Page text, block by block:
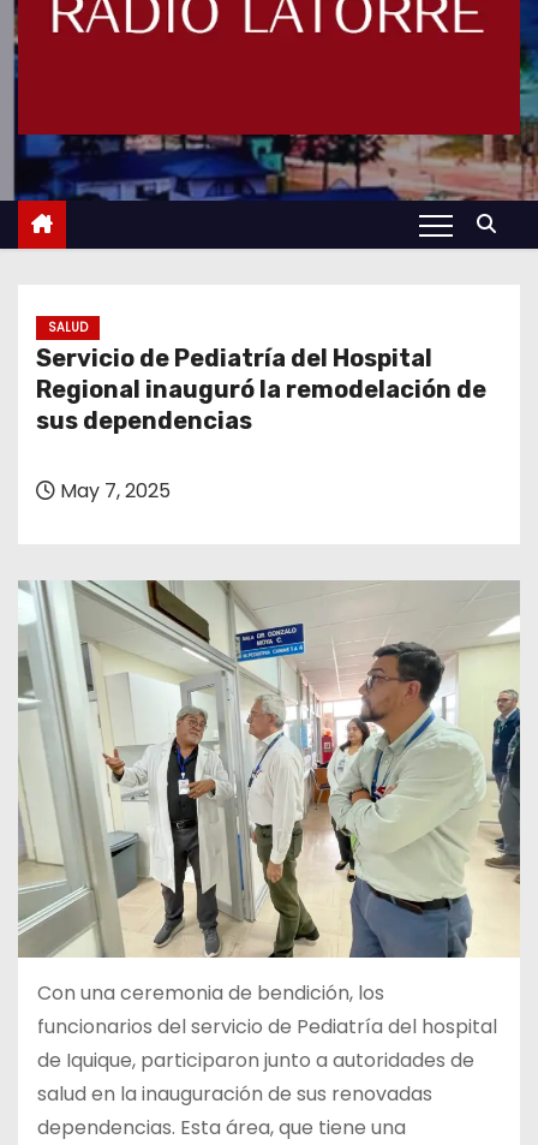
SALUD
Servicio de Pediatría del Hospital
Regional inauguró la remodelación de
sus dependencias
May 7, 2025
Con una ceremonia de bendición, los
funcionarios del servicio de Pediatría del hospital
de Iquique, participaron junto a autoridades de
salud en la inauguración de sus renovadas
dependencias. Esta área, que tiene una